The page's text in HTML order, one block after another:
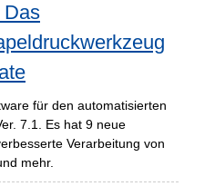
Das
für den automatisierten
7.1. Es hat 9 neue
Verarbeitung von
mehr.